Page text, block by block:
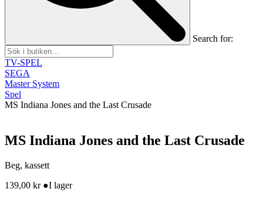
Search for:
TV-SPEL
SEGA
Master System
Spel
MS Indiana Jones and the Last Crusade
MS Indiana Jones and the Last Crusade
Beg, kassett
139,00 kr ●I lager